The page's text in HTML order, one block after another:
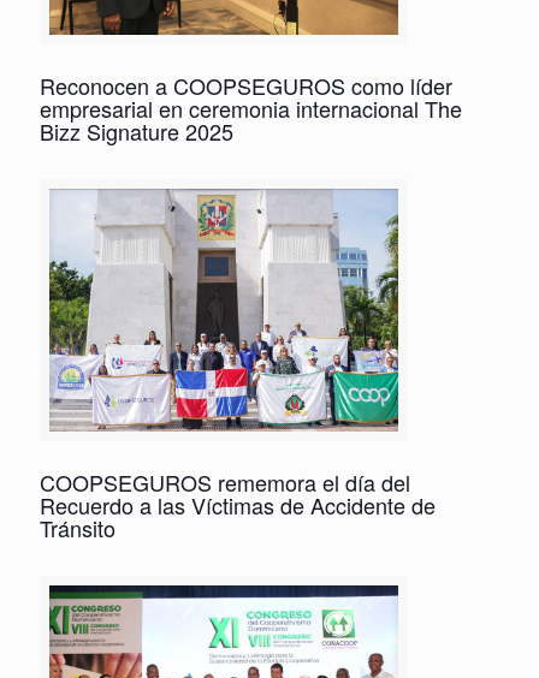
Reconocen a COOPSEGUROS como líder
empresarial en ceremonia internacional The
Bizz Signature 2025
COOPSEGUROS rememora el día del
Recuerdo a las Víctimas de Accidente de
Tránsito